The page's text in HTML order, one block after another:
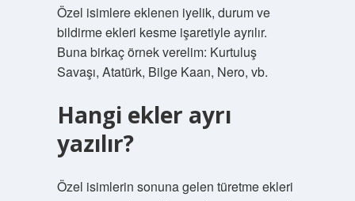
Özel isimlere eklenen iyelik, durum ve
bildirme ekleri kesme işaretiyle ayrılır.
Buna birkaç örnek verelim: Kurtuluş
Savaşı, Atatürk, Bilge Kaan, Nero, vb.
Hangi ekler ayrı
yazılır?
Özel isimlerin sonuna gelen türetme ekleri